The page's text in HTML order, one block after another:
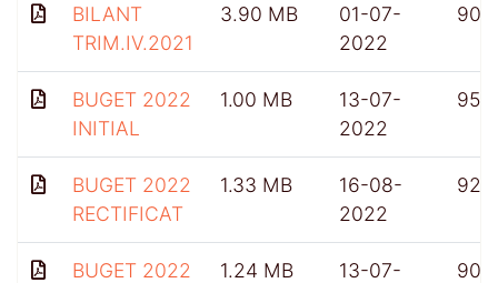
BILANT
TRIM.IV.2021
3.90 MB
01-07-
2022
900
BUGET 2022
INITIAL
1.00 MB
13-07-
2022
954
BUGET 2022
RECTIFICAT
1.33 MB
16-08-
2022
923
BUGET 2022
1.24 MB
13-07-
901